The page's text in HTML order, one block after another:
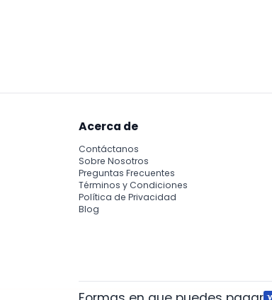
Acerca de
Contáctanos
Sobre Nosotros
Preguntas Frecuentes
Términos y Condiciones
Política de Privacidad
Blog